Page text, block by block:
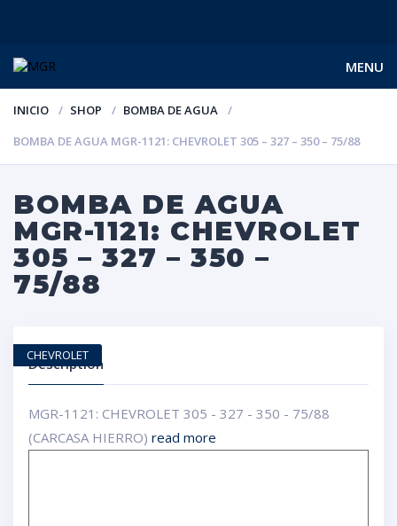
MENU
INICIO SHOP
BOMBA DE AGUA
BOMBA DE AGUA MGR-1121: CHEVROLET 305 – 327 – 350 – 75/88
BOMBA DE AGUA
MGR-1121: CHEVROLET
305 – 327 – 350 –
75/88
Description
MGR-1121: CHEVROLET 305 - 327 - 350 - 75/88
(CARCASA HIERRO) read more
CHEVROLET